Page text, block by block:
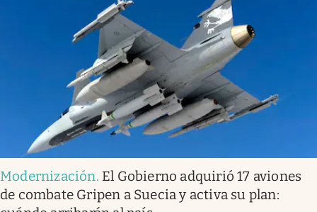
Modernización. El Gobierno adquirió 17 aviones
de combate Gripen a Suecia y activa su plan: